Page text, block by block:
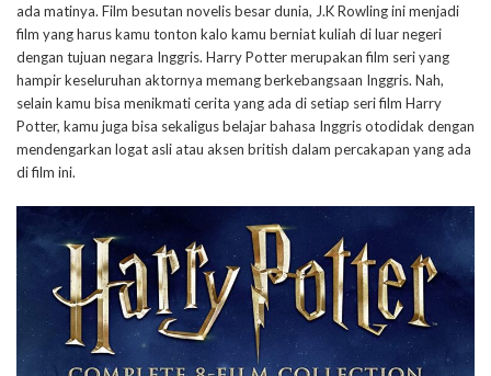
ada matinya. Film besutan novelis besar dunia, J.K Rowling ini menjadi
film yang harus kamu tonton kalo kamu berniat kuliah di luar negeri
dengan tujuan negara Inggris. Harry Potter merupakan film seri yang
hampir keseluruhan aktornya memang berkebangsaan Inggris. Nah,
selain kamu bisa menikmati cerita yang ada di setiap seri film Harry
Potter, kamu juga bisa sekaligus belajar bahasa Inggris otodidak dengan
mendengarkan logat asli atau aksen british dalam percakapan yang ada
di film ini.